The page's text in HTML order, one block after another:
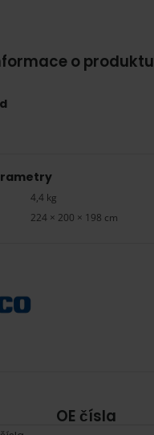
o produktu
4,4 kg
224 × 200 × 198 cm
OE čísla